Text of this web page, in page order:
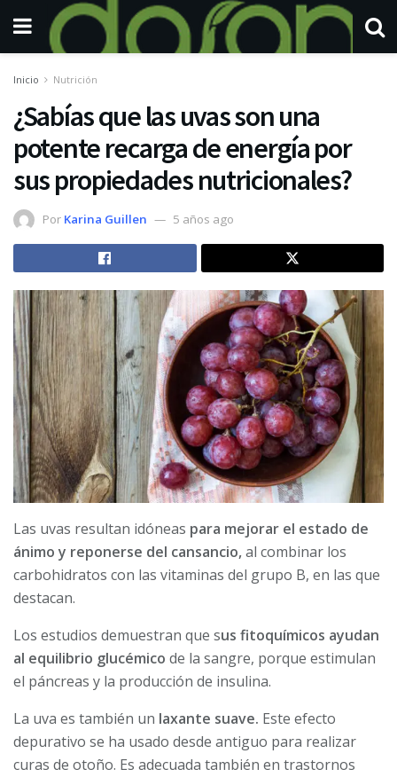
Inicio Nutrición
¿Sabías que las uvas son una
potente recarga de energía por
sus propiedades nutricionales?
Por Karina Guillen 5 años ago
Las uvas resultan idóneas para mejorar el estado de
ánimo y reponerse del cansancio,al combinar los
carbohidratos con las vitaminas del grupo B, en las que
destacan.
Los estudios demuestran que sus fitoquímicos ayudan
al equilibrio glucémico de la sangre, porque estimulan
el páncreas y la producción de insulina.
La uva es también un laxante suave. Este efecto
depurativo se ha usado desde antiguo para realizar
curas de otoño. Es adecuada también en trastornos